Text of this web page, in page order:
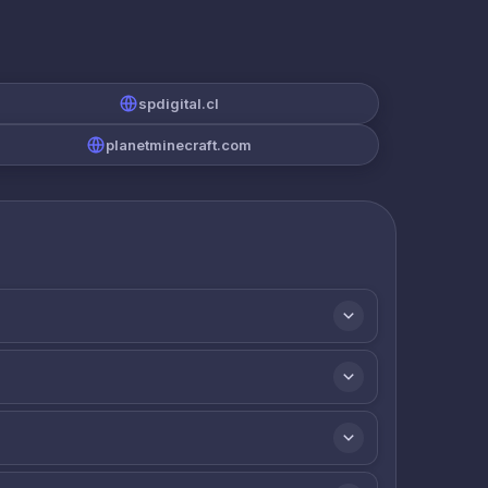
spdigital.cl
planetminecraft.com